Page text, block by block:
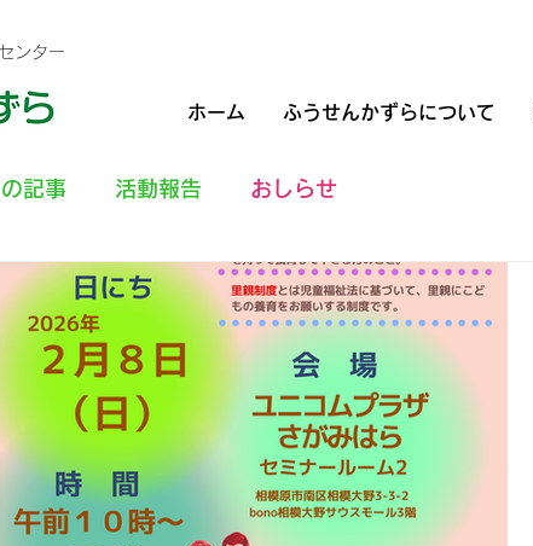
ンター
ホーム ふうせんかずらについて
記事 活動報告 おしらせ